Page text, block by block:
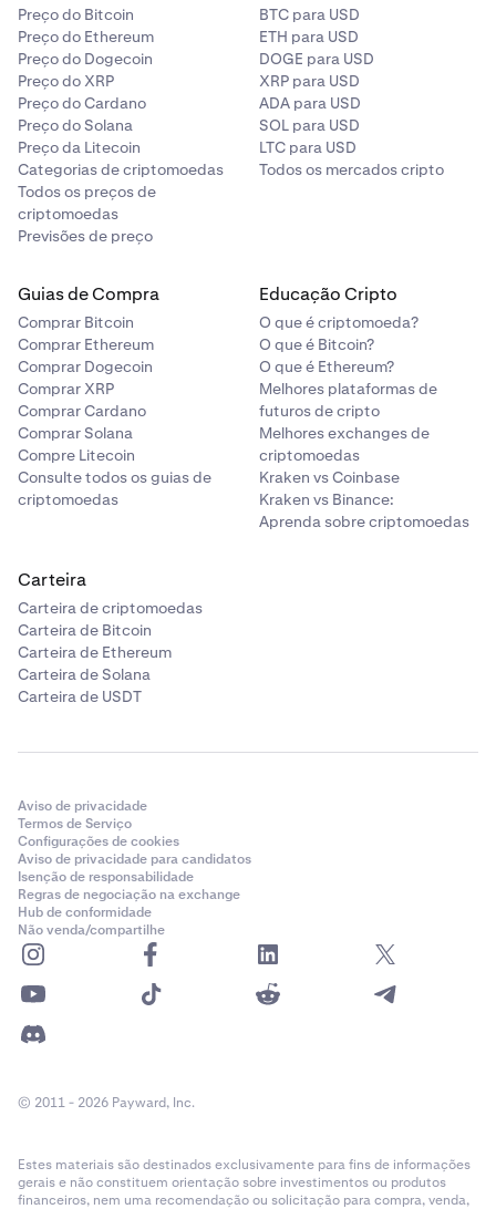
Preço do Bitcoin
Preço do Ethereum
Preço do Dogecoin
Preço do XRP
Preço do Cardano
Preço do Solana
Preço da Litecoin
Categorias de criptomoedas
Todos os preços de
criptomoedas
Previsões de preço
BTC para USD
ETH para USD
DOGE para USD
XRP para USD
ADA para USD
SOL para USD
LTC para USD
Todos os mercados cripto
Guias de Compra
Comprar Bitcoin
Comprar Ethereum
Comprar Dogecoin
Comprar XRP
Comprar Cardano
Comprar Solana
Compre Litecoin
Consulte todos os guias de
criptomoedas
Educação Cripto
O que é criptomoeda?
O que é Bitcoin?
O que é Ethereum?
Melhores plataformas de
futuros de cripto
Melhores exchanges de
criptomoedas
Kraken vs Coinbase
Kraken vs Binance:
Aprenda sobre criptomoedas
Carteira
Carteira de criptomoedas
Carteira de Bitcoin
Carteira de Ethereum
Carteira de Solana
Carteira de USDT
Aviso de privacidade
Termos de Serviço
Configurações de cookies
Aviso de privacidade para candidatos
Isenção de responsabilidade
Regras de negociação na exchange
Hub de conformidade
Não venda/compartilhe
© 2011 - 2026 Payward, Inc.
Estes materiais são destinados exclusivamente para fins de informações
gerais e não constituem orientação sobre investimentos ou produtos
financeiros, nem uma recomendação ou solicitação para compra, venda,